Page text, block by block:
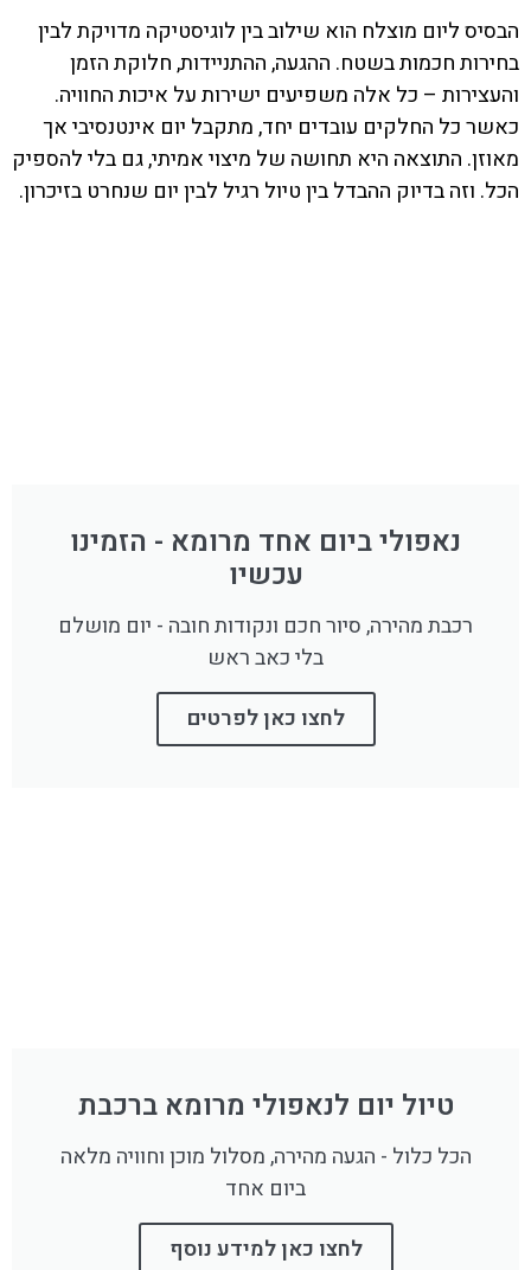
הבסיס ליום מוצלח הוא שילוב בין לוגיסטיקה מדויקת לבין
בחירות חכמות בשטח. ההגעה, ההתניידות, חלוקת הזמן
והעצירות – כל אלה משפיעים ישירות על איכות החוויה.
כאשר כל החלקים עובדים יחד, מתקבל יום אינטנסיבי אך
מאוזן. התוצאה היא תחושה של מיצוי אמיתי, גם בלי להספיק
הכל. וזה בדיוק ההבדל בין טיול רגיל לבין יום שנחרט בזיכרון.
נאפולי ביום אחד מרומא - הזמינו
עכשיו
רכבת מהירה, סיור חכם ונקודות חובה - יום מושלם
בלי כאב ראש
לחצו כאן לפרטים
טיול יום לנאפולי מרומא ברכבת
הכל כלול - הגעה מהירה, מסלול מוכן וחוויה מלאה
ביום אחד
לחצו כאן למידע נוסף